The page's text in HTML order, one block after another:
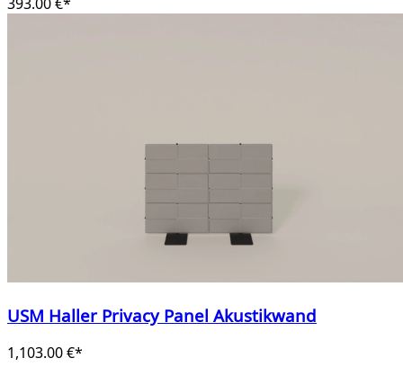
USM Haller Privacy Panel Akustikwand
1,103.00 €*